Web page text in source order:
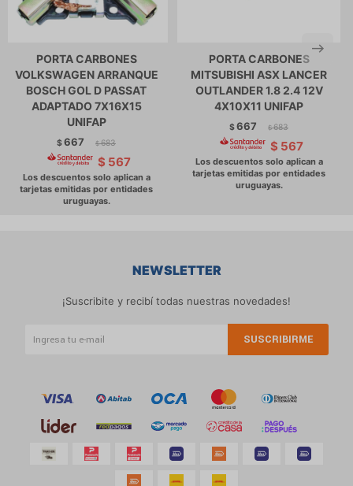
PORTA CARBONES
VOLKSWAGEN ARRANQUE
BOSCH GOL D PASSAT
ADAPTADO 7X16X15
UNIFAP
$667 $ 683
$ 567
PORTA CARBONES
MITSUBISHI ASX LANCER
OUTLANDER 1.8 2.4 12V
4X10X11 UNIFAP
$667 $ 683
$ 567
NEWSLETTER
¡Suscribite y recibí todas nuestras novedades!
SUSCRIBIRME